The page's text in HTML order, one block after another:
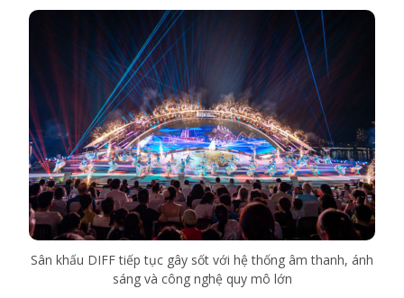
Sân khấu DIFF tiếp tục gây sốt với hệ thống âm thanh, ánh
sáng và công nghệ quy mô lớn